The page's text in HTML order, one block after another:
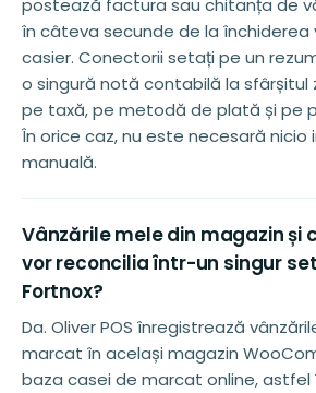
postează factura sau chitanța de
în câteva secunde de la închiderea
casier. Conectorii setați pe un
o singură notă contabilă la sfârșitul
pe taxă, pe metodă de plată și pe
În orice caz, nu este necesară nicio
manuală.
Vânzările mele din magazin și
vor reconcilia într-un singur
Fortnox?
Da. Oliver POS înregistrează
marcat în același magazin
baza casei de marcat online, astfel